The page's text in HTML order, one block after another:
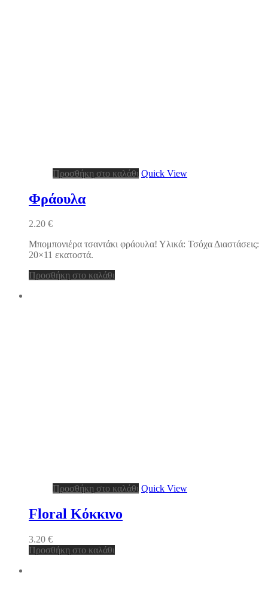
Προσθήκη στο καλάθι Quick View
Φράουλα
2.20 €
Μπομπονιέρα τσαντάκι φράουλα! Υλικά: Τσόχα Διαστάσεις:
20×11 εκατοστά.
Προσθήκη στο καλάθι
Προσθήκη στο καλάθι Quick View
Floral Κόκκινο
3.20 €
Προσθήκη στο καλάθι